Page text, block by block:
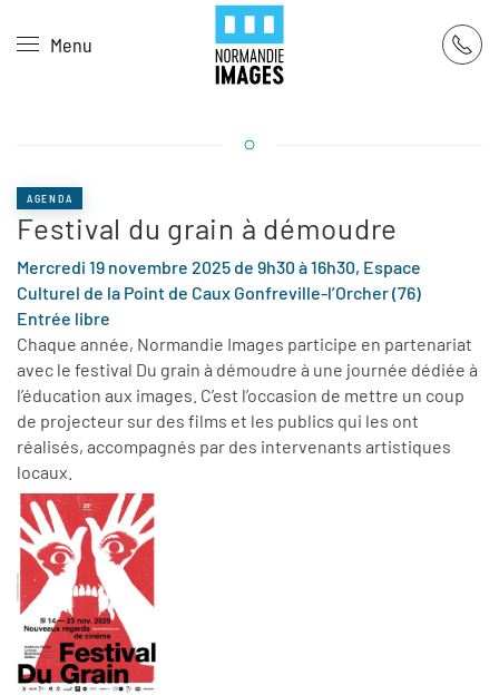
Skip to main content
Menu
AGENDA
Festival du grain à démoudre
Mercredi 19 novembre 2025 de 9h30 à 16h30, Espace
Culturel de la Point de Caux Gonfreville-l’Orcher (76)
Entrée libre
Chaque année, Normandie Images participe en partenariat
avec le festival Du grain à démoudre à une journée dédiée à
l’éducation aux images. C’est l’occasion de mettre un coup
de projecteur sur des films et les publics qui les ont
réalisés, accompagnés par des intervenants artistiques
locaux.
Panneau de gestion des cookies